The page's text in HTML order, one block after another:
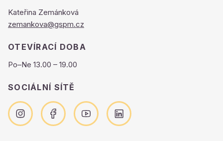
Kateřina Zemánková
zemankova@gspm.cz
OTEVÍRACÍ DOBA
Po–Ne 13.00 – 19.00
SOCIÁLNÍ SÍTĚ